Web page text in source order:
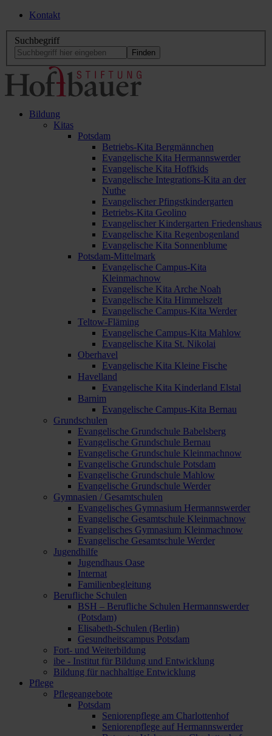
Kontakt
Suchbegriff
Bildung
Kitas
Potsdam
Betriebs-Kita Bergmännchen
Evangelische Kita Hermannswerder
Evangelische Kita Hoffkids
Evangelische Integrations-Kita an der
Nuthe
Evangelischer Pfingstkindergarten
Betriebs-Kita Geolino
Evangelischer Kindergarten Friedenshaus
Evangelische Kita Regenbogenland
Evangelische Kita Sonnenblume
Potsdam-Mittelmark
Evangelische Campus-Kita
Kleinmachnow
Evangelische Kita Arche Noah
Evangelische Kita Himmelszelt
Evangelische Campus-Kita Werder
Teltow-Fläming
Evangelische Campus-Kita Mahlow
Evangelische Kita St. Nikolai
Oberhavel
Evangelische Kita Kleine Fische
Havelland
Evangelische Kita Kinderland Elstal
Barnim
Evangelische Campus-Kita Bernau
Grundschulen
Evangelische Grundschule Babelsberg
Evangelische Grundschule Bernau
Evangelische Grundschule Kleinmachnow
Evangelische Grundschule Potsdam
Evangelische Grundschule Mahlow
Evangelische Grundschule Werder
Gymnasien / Gesamtschulen
Evangelisches Gymnasium Hermannswerder
Evangelische Gesamtschule Kleinmachnow
Evangelisches Gymnasium Kleinmachnow
Evangelische Gesamtschule Werder
Jugendhilfe
Jugendhaus Oase
Internat
Familienbegleitung
Berufliche Schulen
BSH – Berufliche Schulen Hermannswerder
(Potsdam)
Elisabeth-Schulen (Berlin)
Gesundheitscampus Potsdam
Fort- und Weiterbildung
ibe - Institut für Bildung und Entwicklung
Bildung für nachhaltige Entwicklung
Pflege
Pflegeangebote
Potsdam
Seniorenpflege am Charlottenhof
Seniorenpflege auf Hermannswerder